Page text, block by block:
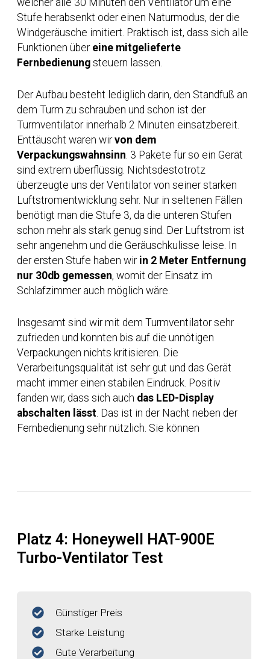
Stufe herabsenkt oder einen Naturmodus, der die
Windgeräusche imitiert. Praktisch ist, dass sich alle
Funktionen über eine mitgelieferte
Fernbedienungsteuern lassen.
Der Aufbau besteht lediglich darin, den Standfuß an
dem Turm zu schrauben und schon ist der
Turmventilator innerhalb 2 Minuten einsatzbereit.
Enttäuscht waren wirvon dem
Verpackungswahnsinn . 3 Pakete für so ein Gerät
sind extrem überflüssig. Nichtsdestotrotz
überzeugte uns der Ventilator von seiner starken
Luftstromentwicklung sehr. Nur in seltenen Fällen
benötigt man die Stufe 3, da die unteren Stufen
schon mehr als stark genug sind. Der Luftstrom ist
sehr angenehm und die Geräuschkulisse leise. In
der ersten Stufe haben wir in 2 Meter Entfernung
nur 30db gemessen, womit der Einsatz im
Schlafzimmer auch möglich wäre.
Insgesamt sind wir mit dem Turmventilator sehr
zufrieden und konnten bis auf die unnötigen
Verpackungen nichts kritisieren. Die
Verarbeitungsqualität ist sehr gut und das Gerät
macht immer einen stabilen Eindruck. Positiv
fanden wir, dass sich auch das LED-Display
abschalten lässt. Das ist in der Nacht neben der
Fernbedienung sehr nützlich. Sie können
Platz 4: Honeywell HAT-900E
Turbo-Ventilator Test
Günstiger Preis
Starke Leistung
Gute Verarbeitung